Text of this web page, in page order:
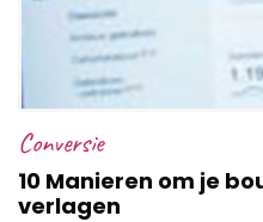
Conversie
10 Manieren om je
verlagen